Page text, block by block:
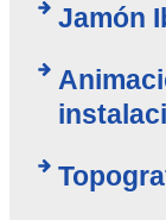
Jamón